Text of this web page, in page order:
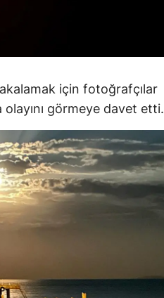
için fotoğrafçılar
görmeye davet etti.